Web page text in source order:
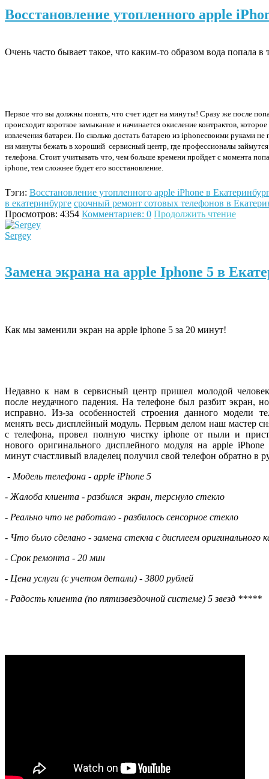
Восстановление утопленного apple
Очень часто бывает такое, что каким-то образом вода попала в
Первое что вы должны понять, что счет идет на минуты! Сразу же после
происходит короткое замыкание и начинается окисление контрактов,
извлечения батареи. По сколько достать батарею из iphoneсвоими руками не
ни минуты бежать в хороший сервисный центр, где профессионалы
телефона. Стоит учитывать что, чем больше времени пройдет с момента
iphone , тем сложнее будет его восстановление.
Тэги: Восстановление утопленного apple iPhone в
в екатеринбурге срочный ремонт сотовых телефонов в
Просмотров: 4354 Комментариев: 0 Продолжить чтение
Sergey
Замена экрана на apple Iphone 5 в
Как мы заменили экран на apple iphone 5 за 20 минут!
Недавно к нам в сервисный центр пришел молодой
после неудачного падения. На телефоне был разбит экран,
исправно. Из-за особенностей строения данного модели
менять весь дисплейный модуль. Первым делом наш мастер
с телефона, провел полную чистку iphone от пыли и
нового оригинального дисплейного модуля на apple
минут счастливый владелец получил свой телефон обратно в
- Модель телефона - apple iPhone 5
- Жалоба клиента - разбился экран, терснуло стекло
- Реально что не работало - разбилось сенсорное стекло
- Что было сделано - замена стекла с дисплеем оригинального
- Срок ремонта - 20 мин
- Цена услуги (с учетом детали) - 3800 рублей
- Радость клиента (по пятизвездочной системе) 5 звезд *****